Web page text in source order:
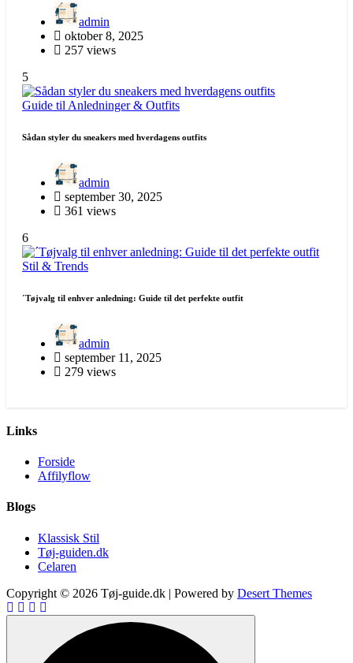
admin
oktober 8, 2025
257 views
5
Guide til Anledninger & Outfits
Sådan styler du sneakers med hverdagens outfits
admin
september 30, 2025
361 views
6
Stil & Trends
´Tøjvalg til enhver anledning: Guide til det perfekte outfit
admin
september 11, 2025
279 views
Links
Forside
Affilyflow
Blogs
Klassisk Stil
Tøj-guiden.dk
Celaren
Copyright © 2026 Tøj-guide.dk | Powered by Desert Themes